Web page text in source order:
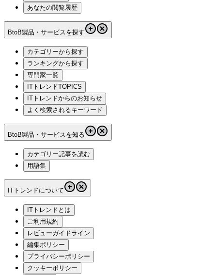
あなたの閲覧履歴
BtoB製品・サービスを探す
カテゴリーから探す
ランキングから探す
専門家一覧
ITトレンドTOPICS
ITトレンドからのお知らせ
よく検索されるキーワード
BtoB製品・サービスを知る
カテゴリー記事を読む
用語集
ITトレンドについて
ITトレンドとは
ご利用規約
レビューガイドライン
編集ポリシー
プライバシーポリシー
クッキーポリシー